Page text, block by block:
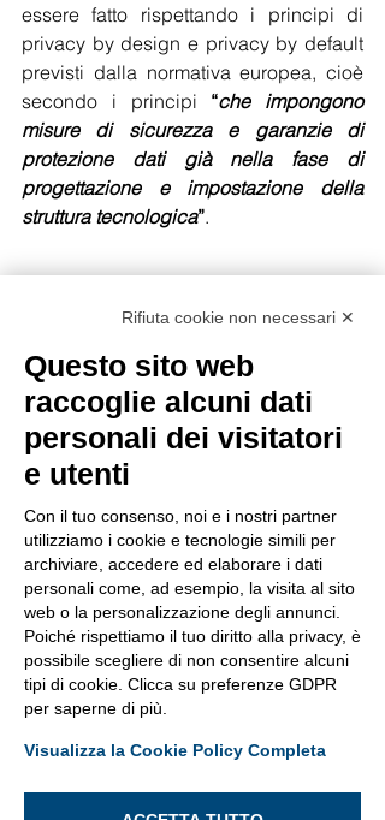
essere fatto rispettando i principi di
privacy by design e privacy by default
previsti dalla normativa europea, cioè
secondo i principi “che impongono
misure di sicurezza e garanzie di
protezione dati già nella fase di
progettazione e impostazione della
struttura tecnologica”.
creato un’applicazione che aiuta ad
individuare eventuali contagi e limitare
l’espansione del virus. Lo scopo
dell’app è quello di permettere la
ricostruzione dei contatti con altre
persone di chi è risultato positivo al test
per il Covid-19. Questa applicazione, al
contrario di quelle che sono state
sviluppate in Corea del Sud e in Cina,
non registra il movimento della persona
fisica, ma il suo incontro con le altre
persone, controllando se le coordinate
di un determinato smartphone
Le informazioni che si ricavano sono
accessibili alle sole autorità
Rifiuta cookie non necessari ✕
Questo sito web
raccoglie alcuni dati
personali dei visitatori
e utenti
Con il tuo consenso, noi e i nostri partner
utilizziamo i cookie e tecnologie simili per
archiviare, accedere ed elaborare i dati
personali come, ad esempio, la visita al sito
web o la personalizzazione degli annunci.
Poiché rispettiamo il tuo diritto alla privacy, è
possibile scegliere di non consentire alcuni
tipi di cookie. Clicca su preferenze GDPR
per saperne di più.
Visualizza la Cookie Policy Completa